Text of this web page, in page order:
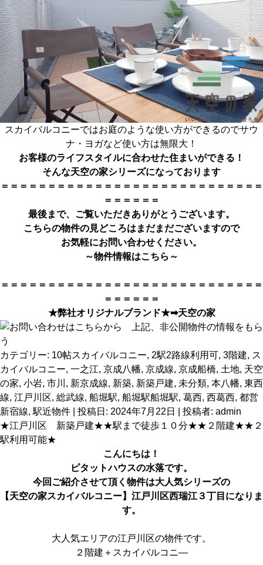
スカイバルコニーではお庭のような使い方ができるのでサウ
ナ・ヨガなど使い方は無限大！
お客様のライフスタイルに合わせた住まいができる！
そんな天空の家シリーズになっております
＝＝＝＝＝＝＝＝＝＝＝＝＝＝＝＝＝＝＝＝＝＝＝＝＝＝＝＝
＝＝＝＝＝＝
最後まで、ご覧いただきありがとうございます。
こちらの物件の見どころはまだまだございますので
お気軽にお問い合わせください。
～物件情報はこちら～
＝＝＝＝＝＝＝＝＝＝＝＝＝＝＝＝＝＝＝＝＝＝＝＝＝＝＝＝
＝＝＝＝＝＝
★弊社オリジナルブランド★➡天空の家
カテゴリー: 10帖スカイバルコニー, 2駅2路線利用可, 3階建, ス
カイバルコニー, 一之江, 京成八幡, 京成線, 京成船橋, 土地, 天空
の家, 小岩, 市川 , 新京成線, 新築, 新築戸建, 未分類, 本八幡, 東西
線, 江戸川区, 総武線, 船堀駅, 船堀駅船堀駅, 葛西, 西葛西, 都営
新宿線, 駅近物件 | 投稿日: 2024年7月22日 投稿者: admin
★江戸川区 新築戸建★★駅まで徒歩１０分★★２階建★★２
駅利用可能★
こんにちは！
ピタットハウスの水落です。
今回ご紹介させて頂く物件は大人気シリーズの
【天空の家スカイバルコニー】江戸川区西瑞江３丁目 になりま
す。
大人気エリアの江戸川区の物件です。
２階建＋スカイバルコニ―